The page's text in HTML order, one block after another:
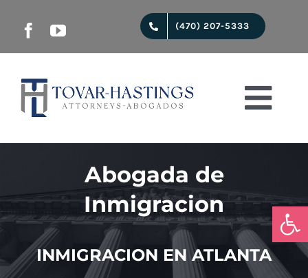
Abrir
(470) 207-5333
de
Servicios jurídicos
Quienes Somos
Abogada de
Inmigracion
INMIGRACION EN ATLANTA